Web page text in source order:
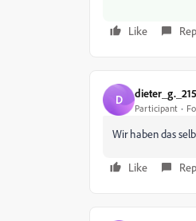
Like
D
Participant
Wir haben das
Like